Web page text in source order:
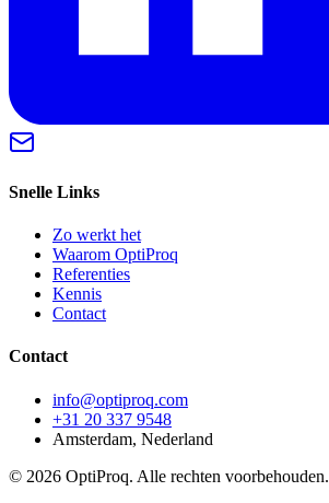
Snelle Links
Zo werkt het
Waarom OptiProq
Referenties
Kennis
Contact
Contact
info@optiproq.com
+31 20 337 9548
Amsterdam, Nederland
© 2026 OptiProq. Alle rechten voorbehouden.